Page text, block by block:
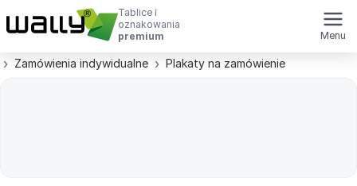
Tablice i
oznakowania
premium
Menu
Zamówienia indywidualne Plakaty na zamówienie